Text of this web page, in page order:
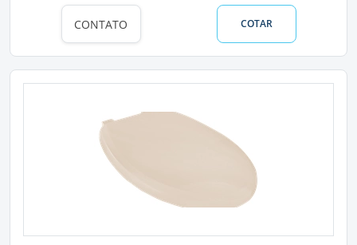
CONTATO COTAR